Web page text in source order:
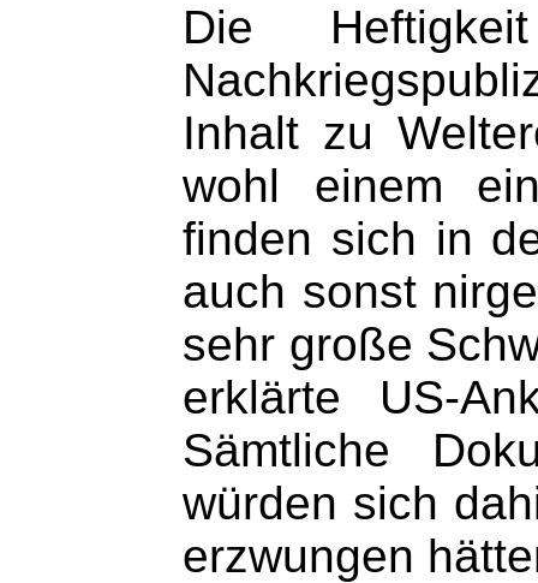
Die
Inhalt zu
wohl einem
finden sich in
auch sonst
sehr große
erklärte US-
Sämtliche
würden sich
erzwungen